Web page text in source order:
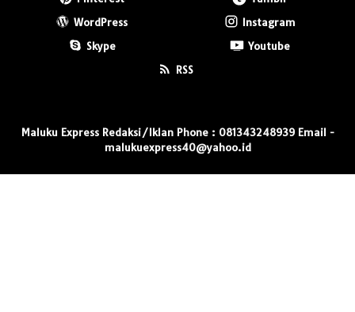
WordPress
Instagram
Skype
Youtube
RSS
Maluku Express Redaksi/Iklan Phone : 081343248939 Email -
malukuexpress40@yahoo.id